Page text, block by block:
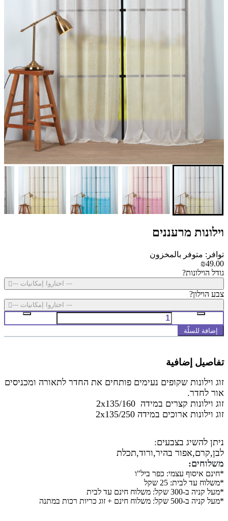
וילונות מרעננים‎
توافر: متوفر بالمخزون
₪49.00
גודל הוילונות?
--- اختاروا إمكانيات ---
צבע הוילון?
--- اختاروا إمكانيات ---
إضافة للسلّة
تفاصيل إضافية
זוג וילונות שקופים נעימים פותחים את החדר לתאורה ומכניסים
אור לחדר.
זוג וילונות קצרים במידה 2x135/160
זוג וילונות ארוכים במידה 2x135/250
ניתן להשיג בצבעים:
לבן,קרם,אפור בהיר,ורוד,תכלת
משלוחים:
*חינם איסוף עצמי: כפר ביל"ו
*משלוח עד לבית: 25 שקל
*מעל קניה ב-300 שקל: משלוח חינם עד לבית
*מעל קניה ב-500 שקל: משלוח חינם + זוג כריות רכות במתנה